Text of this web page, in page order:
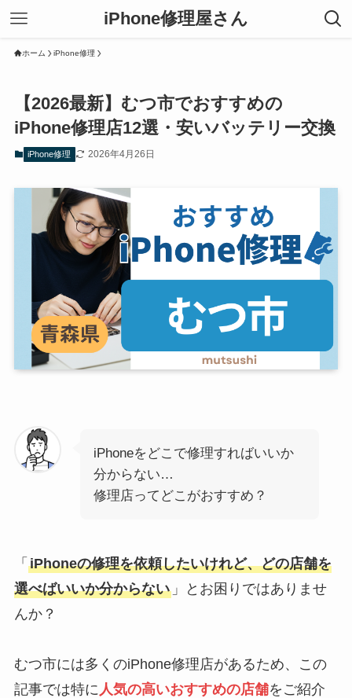
iPhone修理屋さん
ホーム iPhone修理
【2026最新】むつ市でおすすめの
iPhone修理店12選・安いバッテリー交換
iPhone修理 2026年4月26日
iPhoneをどこで修理すればいいか
分からない…
修理店ってどこがおすすめ？
「 iPhoneの修理を依頼したいけれど、どの店舗を
選べばいいか分からない」とお困りではありませ
んか？
むつ市には多くのiPhone修理店があるため、この
記事では特に 人気の高いおすすめの店舗をご紹介